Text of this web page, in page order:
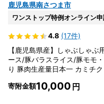
鹿児島県南さつま市
ワンストップ特例オンライン
4.8 (17件)
【鹿児島県産】しゃぶしゃ
ース/豚バラスライス/豚モモ
り 豚肉生産量日本一 カミチ
寄附金額10,000